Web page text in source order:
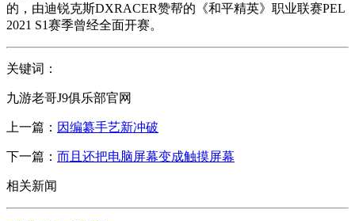
的，由迪锐克斯DXRACER赞帮的《和平精英》职业联赛PEL
2021 S1赛季曾经全面开赛。
关键词：
九游老哥J9俱乐部官网
上一篇： 因编纂手艺新冲破
下一篇： 而且还把电脑屏幕变成触摸屏幕
相关新闻